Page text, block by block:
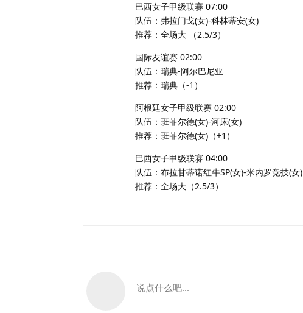
巴西女子甲级联赛 07:00
队伍：弗拉门戈(女)-科林蒂安(女)
推荐：全场大 （2.5/3）
国际友谊赛 02:00
队伍：瑞典-阿尔巴尼亚
推荐：瑞典（-1）
阿根廷女子甲级联赛 02:00
队伍：班菲尔德(女)-河床(女)
推荐：班菲尔德(女)（+1）
巴西女子甲级联赛 04:00
队伍：布拉甘蒂诺红牛SP(女)-米内罗竞技(女)
推荐：全场大（2.5/3）
说点什么吧...